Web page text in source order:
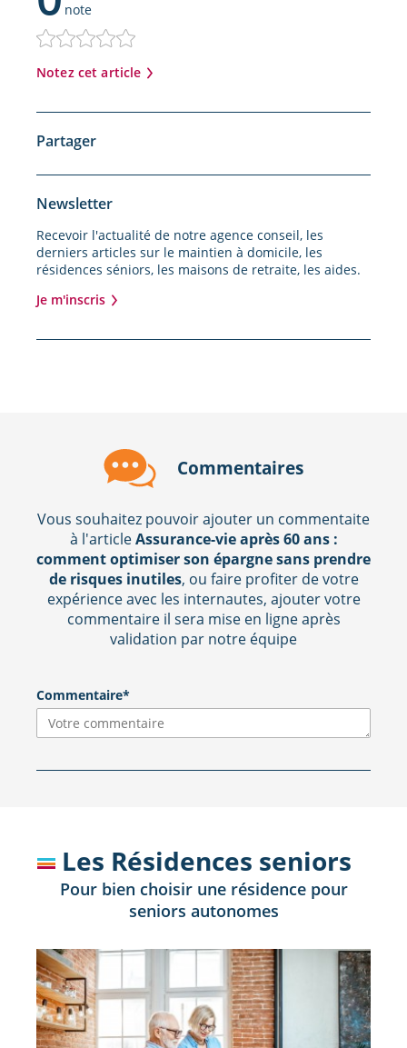
note
Notez cet article
Newsletter
Recevoir l'actualité de notre agence conseil, les
derniers articles sur le maintien à domicile, les
résidences séniors, les maisons de retraite, les aides.
Je m'inscris
Partager
Commentaires
Vous souhaitez pouvoir ajouter un commentaite
à l'articleAssurance-vie après 60 ans :
comment optimiser son épargne sans prendre
de risques inutiles, ou faire profiter de votre
expérience avec les internautes, ajouter votre
commentaire il sera mise en ligne après
validation par notre équipe
Commentaire*
Les Résidences seniors
Pour bien choisir une résidence pour
seniors autonomes